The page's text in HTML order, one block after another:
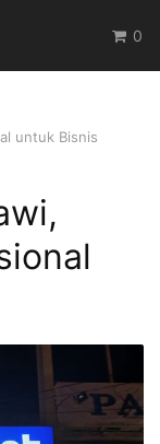
0
untuk Bisnis